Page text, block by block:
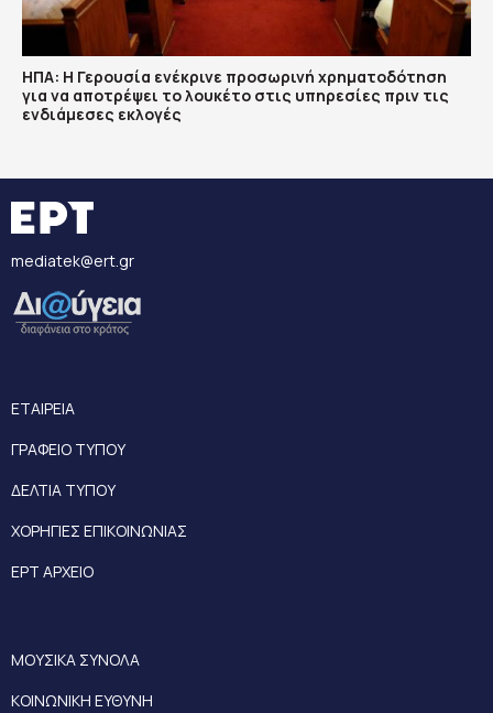
ΗΠΑ: Η Γερουσία ενέκρινε προσωρινή χρηματοδότηση
για να αποτρέψει το λουκέτο στις υπηρεσίες πριν τις
ενδιάμεσες εκλογές
mediatek@ert.gr
ΕΤΑΙΡΕΙΑ
ΓΡΑΦΕΙΟ ΤΥΠΟΥ
ΔΕΛΤΙΑ ΤΥΠΟΥ
ΧΟΡΗΓΙΕΣ ΕΠΙΚΟΙΝΩΝΙΑΣ
ΕΡΤ ΑΡΧΕΙΟ
ΜΟΥΣΙΚΑ ΣΥΝΟΛΑ
ΚΟΙΝΩΝΙΚΗ ΕΥΘΥΝΗ